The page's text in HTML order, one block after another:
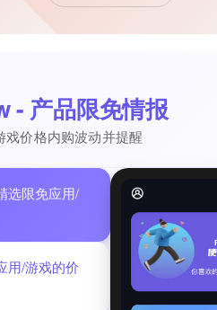
- 产品限免情报
戏价格内购波动并提醒
选限免应用/
用/游戏的价